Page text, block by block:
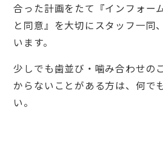
合った計画をたて『インフォー
と同意』を大切にスタッフ一同
います。
少しでも歯並び・噛み合わせの
からないことがある方は、何で
い。